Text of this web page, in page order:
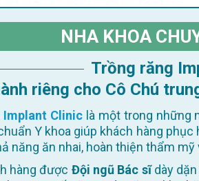
NHA KHOA
Trồng răng
Dành riêng cho Cô Chú
Implant Cliniclà một trong những
Y khoa giúp khách hàng
năng ăn nhai, hoàn thiện thẩm
hàng được Đội ngũ Bác sĩdày dặn